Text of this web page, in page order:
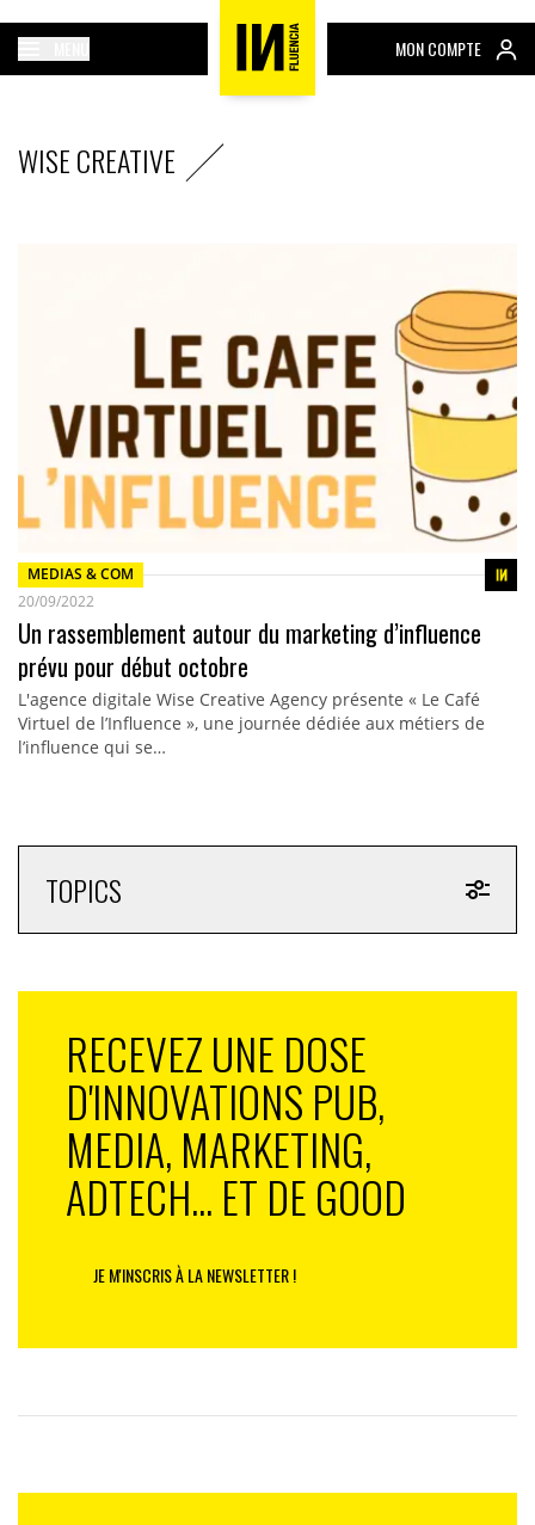
MON COMPTE
WISE CREATIVE
MEDIAS & COM
20/09/2022
Un rassemblement autour du marketing d’influence
prévu pour début octobre
L'agence digitale Wise Creative Agency présente « Le Café
Virtuel de l’Influence », une journée dédiée aux métiers de
l’influence qui se…
TOPICS
RECEVEZ UNE DOSE
D'INNOVATIONS PUB,
MEDIA, MARKETING,
ADTECH... ET DE GOOD
JE M'INSCRIS À LA NEWSLETTER !